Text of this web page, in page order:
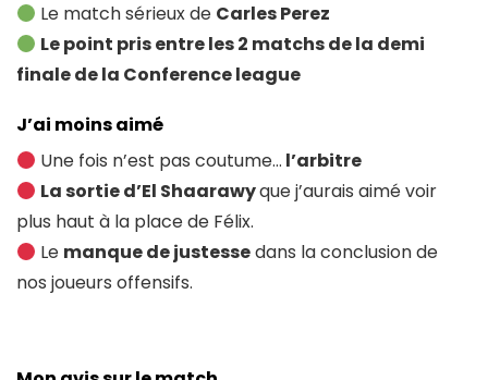
Le match sérieux de Carles Perez
Le point pris entre les 2 matchs de la demi
finale de la Conference league
J’ai moins aimé
Une fois n’est pas coutume… l’arbitre
La sortie d’El Shaarawyque j’aurais aimé voir
plus haut à la place de Félix.
Le manque de justessedans la conclusion de
nos joueurs offensifs.